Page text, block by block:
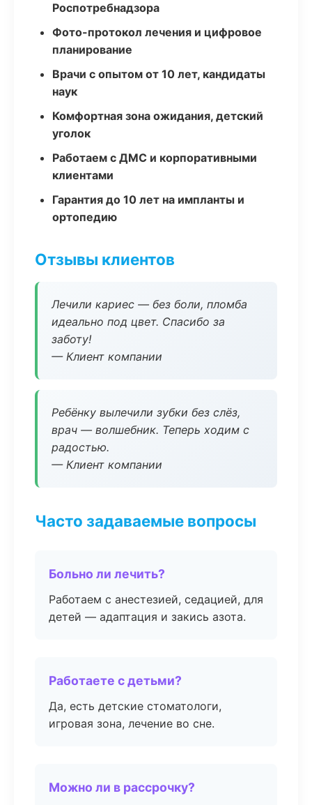
Роспотребнадзора
Фото-протокол лечения и цифровое
планирование
Врачи с опытом от 10 лет, кандидаты
наук
Комфортная зона ожидания, детский
уголок
Работаем с ДМС и корпоративными
клиентами
Гарантия до 10 лет на импланты и
ортопедию
Отзывы клиентов
Лечили кариес — без боли, пломба
идеально под цвет. Спасибо за
заботу!
— Клиент компании
Ребёнку вылечили зубки без слёз,
врач — волшебник. Теперь ходим с
радостью.
— Клиент компании
Часто задаваемые вопросы
Больно ли лечить?
Работаем с анестезией, седацией, для
детей — адаптация и закись азота.
Работаете с детьми?
Да, есть детские стоматологи,
игровая зона, лечение во сне.
Можно ли в рассрочку?